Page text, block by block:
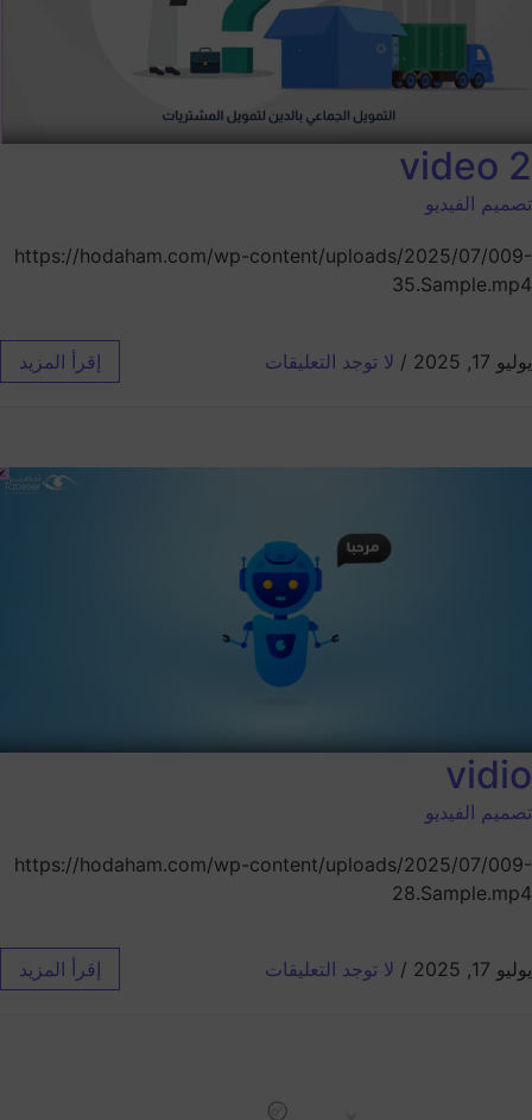
video 2
تصميم الفيديو
https://hodaham.com/wp-content/uploads/2025/07/009-
35.Sample.mp4
يوليو 17, 2025 / لا توجد التعليقات إقرأ المزيد
vidio
تصميم الفيديو
https://hodaham.com/wp-content/uploads/2025/07/009-
28.Sample.mp4
يوليو 17, 2025 / لا توجد التعليقات إقرأ المزيد